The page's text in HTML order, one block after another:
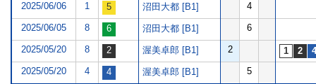
2025/06/06 1 沼田大都 [B1] 4
2025/06/05 8 沼田大都 [B1] 6
2025/05/20 8 渥美卓郎 [B1] 2
2025/05/20 4 渥美卓郎 [B1] 5